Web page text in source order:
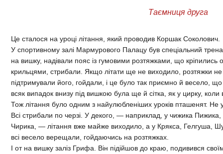
Таємниця друга
Це сталося на уроці літання, який проводив Коршак Соколович.
У спортивному залі Мармурового Палацу був спеціальний
на вишку, надівали пояс із гумовими розтяжками, що кріпились
крильцями, стрибали. Якщо літати ще не виходило, розтяжки
підтримували його, гойдали, і це було так приємно й весело,
всяк випадок внизу під вишкою була ще й сітка, як у цирку, коли
Тож літання було одним з найулюбленіших уроків пташенят. Не
Всі стрибали по черзі. У декого, — наприклад, у чижика Пижика,
Чирика, — літання вже майже виходило, а у Крякса, Гелгуша,
всі весело верещали, гойдаючись на розтяжках.
І от на вишку заліз Грифа. Він підійшов до краю, подивився